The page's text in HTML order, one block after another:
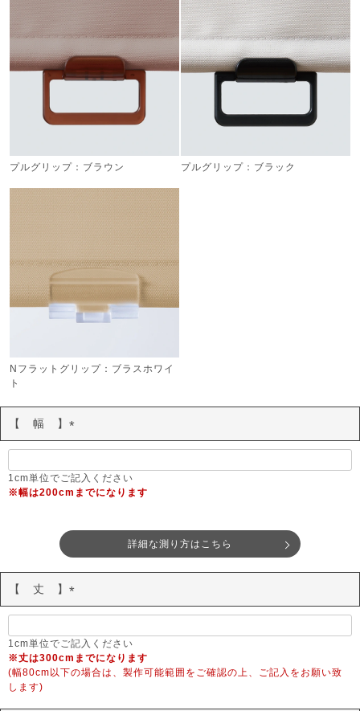
プルグリップ：ブラウン プルグリップ：ブラック
Nフラットグリップ：ブラスホワイ
ト
【 幅 】
(
須
)
1cm単位でご記入ください
※幅は200cmまでになります
詳細な測り方はこちら
【 丈 】
(
須
)
1cm単位でご記入ください
※丈は300cmまでになります
(幅80cm以下の場合は、製作可能範囲をご確認の上、ご記入をお願い致
します)